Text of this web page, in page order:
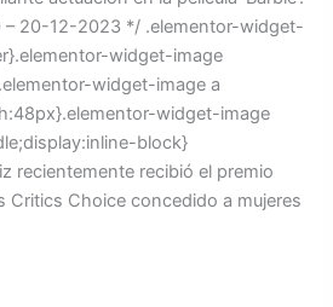
– 20-12-2023 */ .elementor-widget-
widget-image
widget-image a
widget-image
block}
recientemente recibió el premio
Critics Choice concedido a mujeres